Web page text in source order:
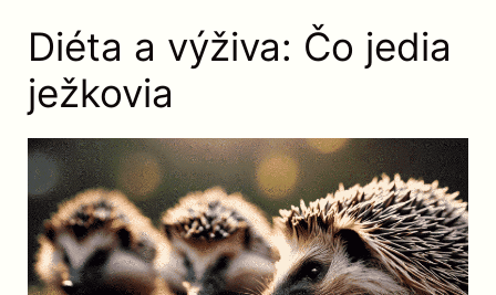
Diéta a výživa: Čo jedia
ježkovia